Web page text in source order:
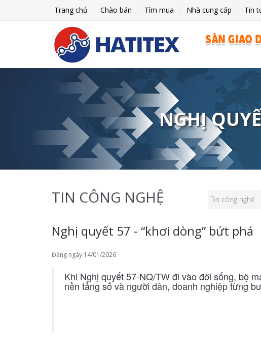
Trang chủ Chào bán Tìm mua Nhà cung cấp Tin
NGHỊ
TIN CÔNG NGHỆ Tin công nghệ
Nghị quyết 57 - “khơi dòng” bứt phá
Đăng ngày 14/01/2026
Khi Nghị quyết 57-NQ/TW đi vào đời sống, bộ
nền tảng số và người dân, doanh nghiệp từng